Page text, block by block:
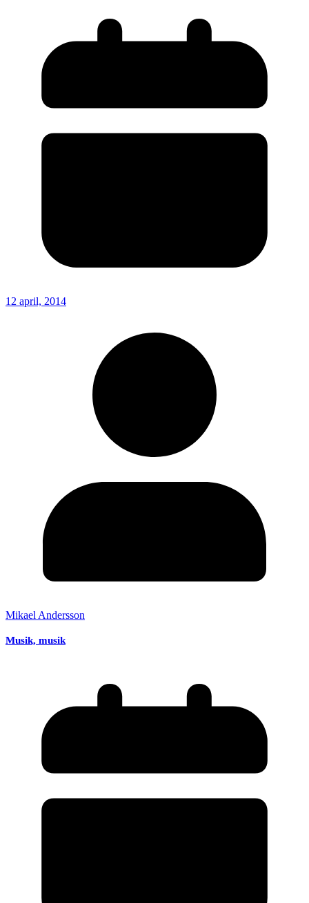
12 april, 2014
Mikael Andersson
Musik, musik